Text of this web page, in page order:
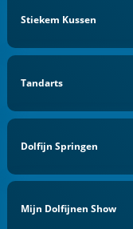
Stiekem Kussen
Tandarts
Dolfijn Springen
Mijn Dolfijnen Show